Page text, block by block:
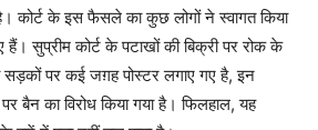
कोर्ट के इस फैसले का कुछ लोगों ने स्वागत किया
हैं। सुप्रीम कोर्ट के पटाखों की बिक्री पर रोक के
पर कई जग़ह पोस्टर लगाए गए है, इन
पर बैन का विरोध किया गया है। फिलहाल, यह